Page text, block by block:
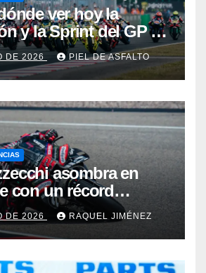
ver hoy la
y la Sprint del GP de
de MotoGP 2026:
Martín, a por el primer
DE 2026 PIEL DE ASFALTO
asombra en
con un récord
a correr lesionado:
para nada este
DE 2026 RAQUEL JIMÉNEZ